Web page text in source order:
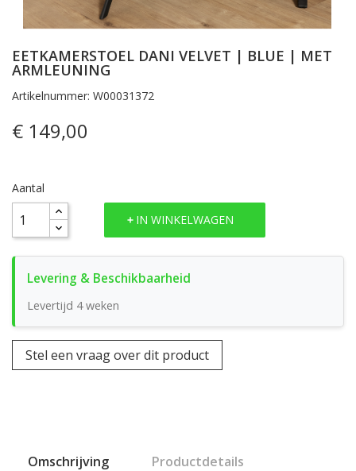
EETKAMERSTOEL DANI VELVET | BLUE | MET
ARMLEUNING
Artikelnummer: W00031372
€ 149,00
Aantal
IN WINKELWAGEN
Levertijd 4 weken
Stel een vraag over dit product
Omschrijving Productdetails